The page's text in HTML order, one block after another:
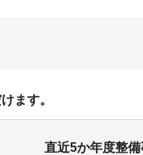
ます。
直近5か年度整備